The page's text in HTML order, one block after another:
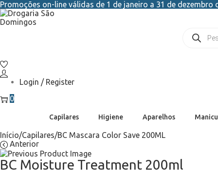
Promoções on-line válidas de 1 de janeiro a 31 de
Login / Register
0
Capilares Higiene Aparelhos
Início/Capilares/BC Mascara Color Save 200ML
Anterior
BC Moisture Treatment 200ml